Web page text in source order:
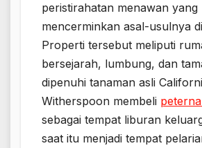
peristirahatan menawan yang
mencerminkan asal-usulnya
Properti tersebut meliputi
bersejarah, lumbung, dan
dipenuhi tanaman asli
Witherspoon membeli
sebagai tempat liburan
saat itu menjadi tempat